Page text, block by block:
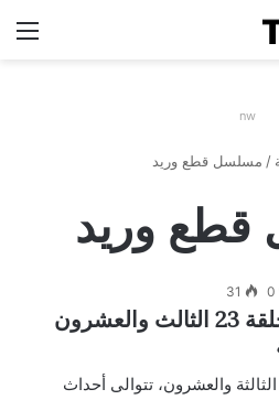
nw
/ مسلسل قطع وريد
وريد
0
31
مسلسل قطع وريد الحلقة 23 الثالث والعشرون
مسلسل قطع وريد الحلقة 23 الثالثة والعشرون، تتوالى أحداث